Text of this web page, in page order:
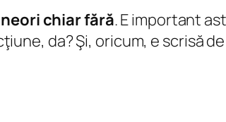
chiar fără. E important
da? Şi, oricum, e scrisă